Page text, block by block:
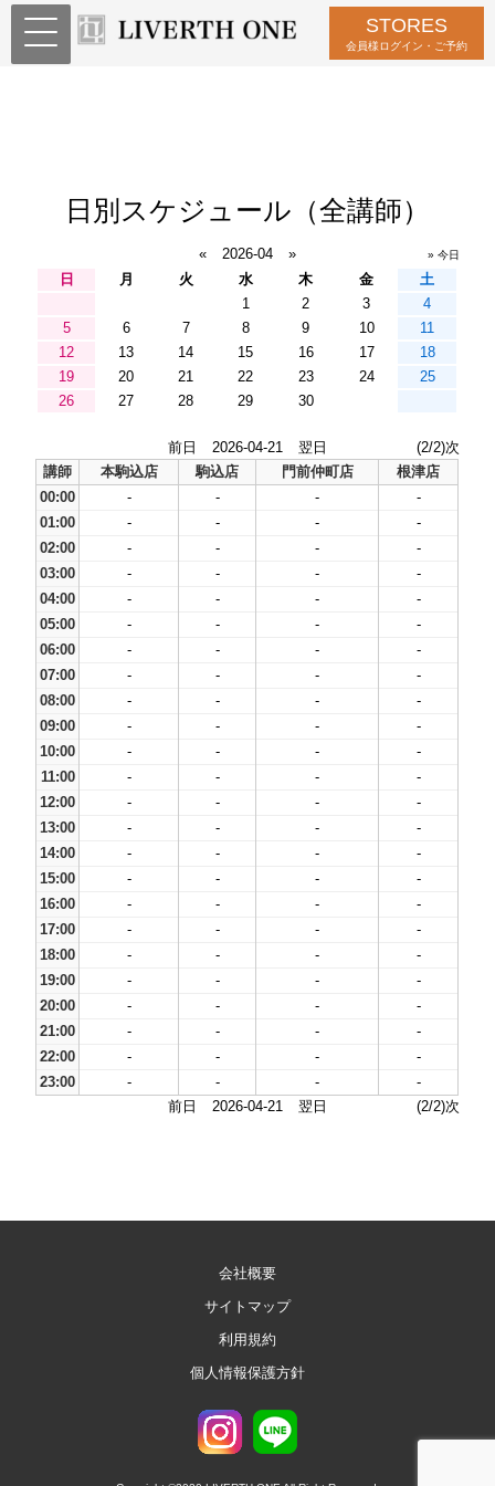
STORES
会員様ログイン・ご予約
日別スケジュール（全講師）
« 2026-04 » » 今日
日 月 火 水 木 金
土
1
2 3
4
5
6 7 8 9 10
11
12
13 14 15 16 17
18
19
20 21 22 23 24
25
26
27 28 29 30
前日 2026-04-21 翌日
(2/2)次
講師
本駒込店 駒込店 門前仲町店
根津店
00:00
- - -
-
01:00
- - -
-
02:00
- - -
-
03:00
- - -
-
04:00
- - -
-
05:00
- - -
-
06:00
- - -
-
07:00
- - -
-
08:00
- - -
-
09:00
- - -
-
10:00
- - -
-
11:00
- - -
-
12:00
- - -
-
13:00
- - -
-
14:00
- - -
-
15:00
- - -
-
16:00
- - -
-
17:00
- - -
-
18:00
- - -
-
19:00
- - -
-
20:00
- - -
-
21:00
- - -
-
22:00
- - -
-
23:00
- - -
-
前日
2026-04-21 翌日 (2/2)次
会社概要
サイトマップ
利用規約
個人情報保護方針